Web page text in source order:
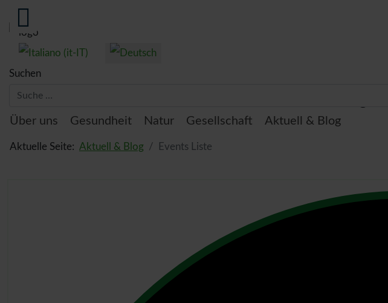
Sprache auswählen
Suchen
Über uns Gesundheit Natur Gesellschaft Aktuell & Blog
Aktuelle Seite: Aktuell & Blog Events Liste